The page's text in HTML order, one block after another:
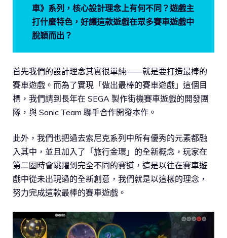
車》系列，核心設計理念上有何不同？遊戲主
打什麼特色，好讓這款遊戲在眾多賽車遊戲中
脫穎而出？
首先我們的設計理念其實很單純——就是要打造最棒的
賽車遊戲。而為了實現「做出最棒的賽車遊戲」這個目
標，我們請到長年在 SEGA 製作街機賽車遊戲的開發團
隊，與 Sonic Team 聯手合作開發本作。
此外，我們也把過去索尼克系列中所有優秀的元素都融
入其中，並且加入了「旅行金環」的全新概念，玩家在
第二圈時會跳躍到完全不同的賽道，這是以往在賽車遊
戲中從未出現過的全新創意，我們就是以這樣的理念，
努力完成這款最棒的賽車遊戲。